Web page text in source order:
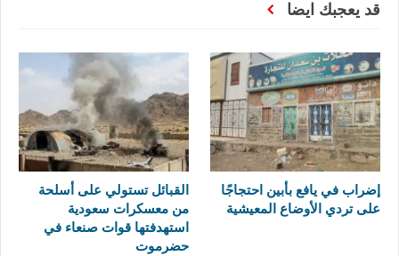
قد يعجبك ايضا
إضراب في يافع بأبين احتجاجًا
على تردي الأوضاع المعيشية
القبائل تستولي على أسلحة
من معسكرات سعودية
استهدفتها قوات صنعاء في
حضرموت